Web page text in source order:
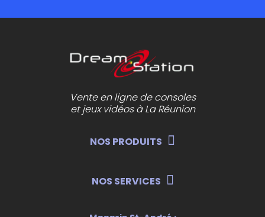
Vente en ligne de consoles
et jeux vidéos à La Réunion
NOS PRODUITS
NOS SERVICES